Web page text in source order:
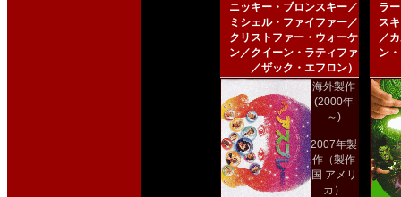
ニッキー・ブロンスキー／
ミシェル・ファイファー／
クリストファー・ウォーケ
ン／クイーン・ラティファ
／ザック・エフロン）
海外製作
(2000年
～)
2007年製
作（製作
国 アメリ
カ）
ラ
ス
／
ン